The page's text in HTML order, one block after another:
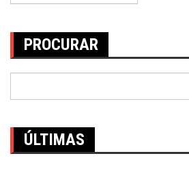
PROCURAR
ÚLTIMAS